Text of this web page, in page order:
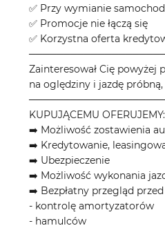
✅ Przy wymianie
✅ Promocje nie łączą się
✅ Korzystna oferta
Zainteresował Cię powyżej
na oględziny i jazdę
KUPUJĄCEMU OFERUJEMY:
➡️ Możliwość zostawienia
➡️ Kredytowanie,
➡️ Ubezpieczenie
➡️ Możliwość wykonania
➡️ Bezpłatny przegląd
- kontrolę amortyzatorów
- hamulców